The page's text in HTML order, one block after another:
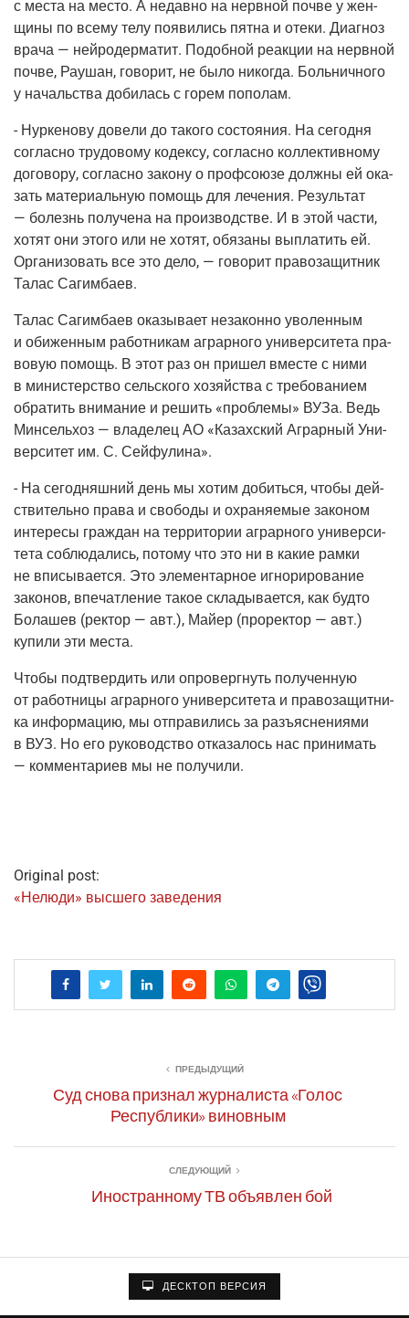
с места на место. А недав­но на нерв­ной поч­ве у жен­
щи­ны по все­му телу появи­лись пят­на и оте­ки. Диа­гноз
вра­ча — ней­ро­дер­ма­тит. Подоб­ной реак­ции на нерв­ной
поч­ве, Рау­шан, гово­рит, не было нико­гда. Боль­нич­но­го
у началь­ства доби­лась с горем пополам.
- Нур­ке­но­ву дове­ли до тако­го состо­я­ния. На сего­дня
соглас­но тру­до­во­му кодек­су, соглас­но кол­лек­тив­но­му
дого­во­ру, соглас­но зако­ну о проф­со­ю­зе долж­ны ей ока­
зать мате­ри­аль­ную помощь для лече­ния. Резуль­тат
— болезнь полу­че­на на про­из­вод­стве. И в этой части,
хотят они это­го или не хотят, обя­за­ны выпла­тить ей.
Орга­ни­зо­вать все это дело, — гово­рит пра­во­за­щит­ник
Талас Сагимбаев.
Талас Сагим­ба­ев ока­зы­ва­ет неза­кон­но уво­лен­ным
и оби­жен­ным работ­ни­кам аграр­но­го уни­вер­си­те­та пра­
во­вую помощь. В этот раз он при­шел вме­сте с ними
в мини­стер­ство сель­ско­го хозяй­ства с тре­бо­ва­ни­ем
обра­тить вни­ма­ние и решить «про­бле­мы» ВУЗа. Ведь
Мин­сель­хоз — вла­де­лец АО «Казах­ский Аграр­ный Уни­
вер­си­тет им. С. Сейфулина».
- На сего­дняш­ний день мы хотим добить­ся, что­бы дей­
стви­тель­но пра­ва и сво­бо­ды и охра­ня­е­мые зако­ном
инте­ре­сы граж­дан на тер­ри­то­рии аграр­но­го уни­вер­си­
те­та соблю­да­лись, пото­му что это ни в какие рам­ки
не впи­сы­ва­ет­ся. Это эле­мен­тар­ное игно­ри­ро­ва­ние
зако­нов, впе­чат­ле­ние такое скла­ды­ва­ет­ся, как буд­то
Бола­шев (рек­тор — авт.), Май­ер (про­рек­тор — авт.)
купи­ли эти места.
Что­бы под­твер­дить или опро­верг­нуть полу­чен­ную
от работ­ни­цы аграр­но­го уни­вер­си­те­та и пра­во­за­щит­ни­
ка инфор­ма­цию, мы отпра­ви­лись за разъ­яс­не­ни­я­ми
в ВУЗ. Но его руко­вод­ство отка­за­лось нас при­ни­мать
— ком­мен­та­ри­ев мы не получили.
Original post:
«Нелю­ди» выс­ше­го заведения
ПРЕДЫДУЩИЙ
Суд снова признал журналиста «Голос
Республики» виновным
СЛЕДУЮЩИЙ
Иностранному ТВ объявлен бой
ДЕСКТОП ВЕРСИЯ